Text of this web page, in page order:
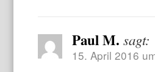
Paul M. sagt:
15. April 2016